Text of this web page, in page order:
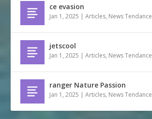
ce evasion
Jan 1, 2025 |Articles, News Tendance
jetscool
Jan 1, 2025 |Articles, News Tendance
ranger Nature Passion
Jan 1, 2025 |Articles, News Tendance